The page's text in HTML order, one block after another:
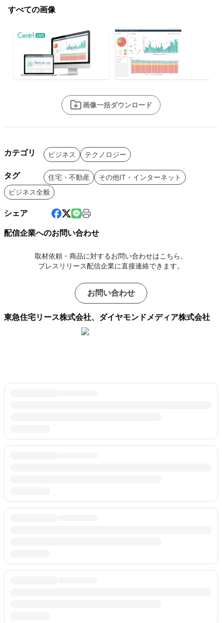
すべての画像
画像一括ダウンロード
カテゴリ ビジネス テクノロジー
タグ 住宅・不動産
その他IT・インターネット
ビジネス全般
シェア
配信企業へのお問い合わせ
取材依頼・商品に対するお問い合わせはこちら。
プレスリリース配信企業に直接連絡できます。
お問い合わせ
東急住宅リース株式会社、ダイヤモンドメディア株式会社